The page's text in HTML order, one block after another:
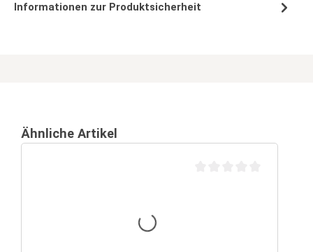
Informationen zur Produktsicherheit
Ähnliche Artikel